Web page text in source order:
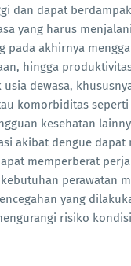
dan dapat
yang harus
pada akhirnya
hingga
dewasa,
komorbiditas seperti
kesehatan
akibat dengue dapat
memperberat
perawatan
yang
risiko